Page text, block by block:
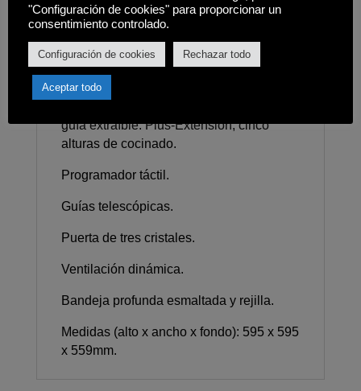
Multifunción SurroundTemp - 9 funciones
de cocinado.
Touch Control con programación de inicio
y paro de cocción.
guía extraíble: Plus-Extension, cinco
alturas de cocinado.
Programador táctil.
Guías telescópicas.
Puerta de tres cristales.
Ventilación dinámica.
Bandeja profunda esmaltada y rejilla.
Medidas (alto x ancho x fondo): 595 x 595
x 559mm.
"Configuración de cookies" para proporcionar un
consentimiento controlado.
Configuración de cookies Rechazar todo
Aceptar todo